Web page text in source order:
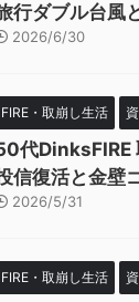
行ダブル台風
2026/6/30
FIRE・取崩し生活
代DinksFIRE
信復活と金壁
2026/5/31
FIRE・取崩し生活